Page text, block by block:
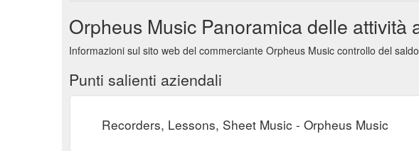
Orpheus Music Panoramica delle attività
Informazioni sul sito web del commerciante Orpheus Music controllo del
Punti salienti aziendali
Recorders, Lessons, Sheet Music - Orpheus Music